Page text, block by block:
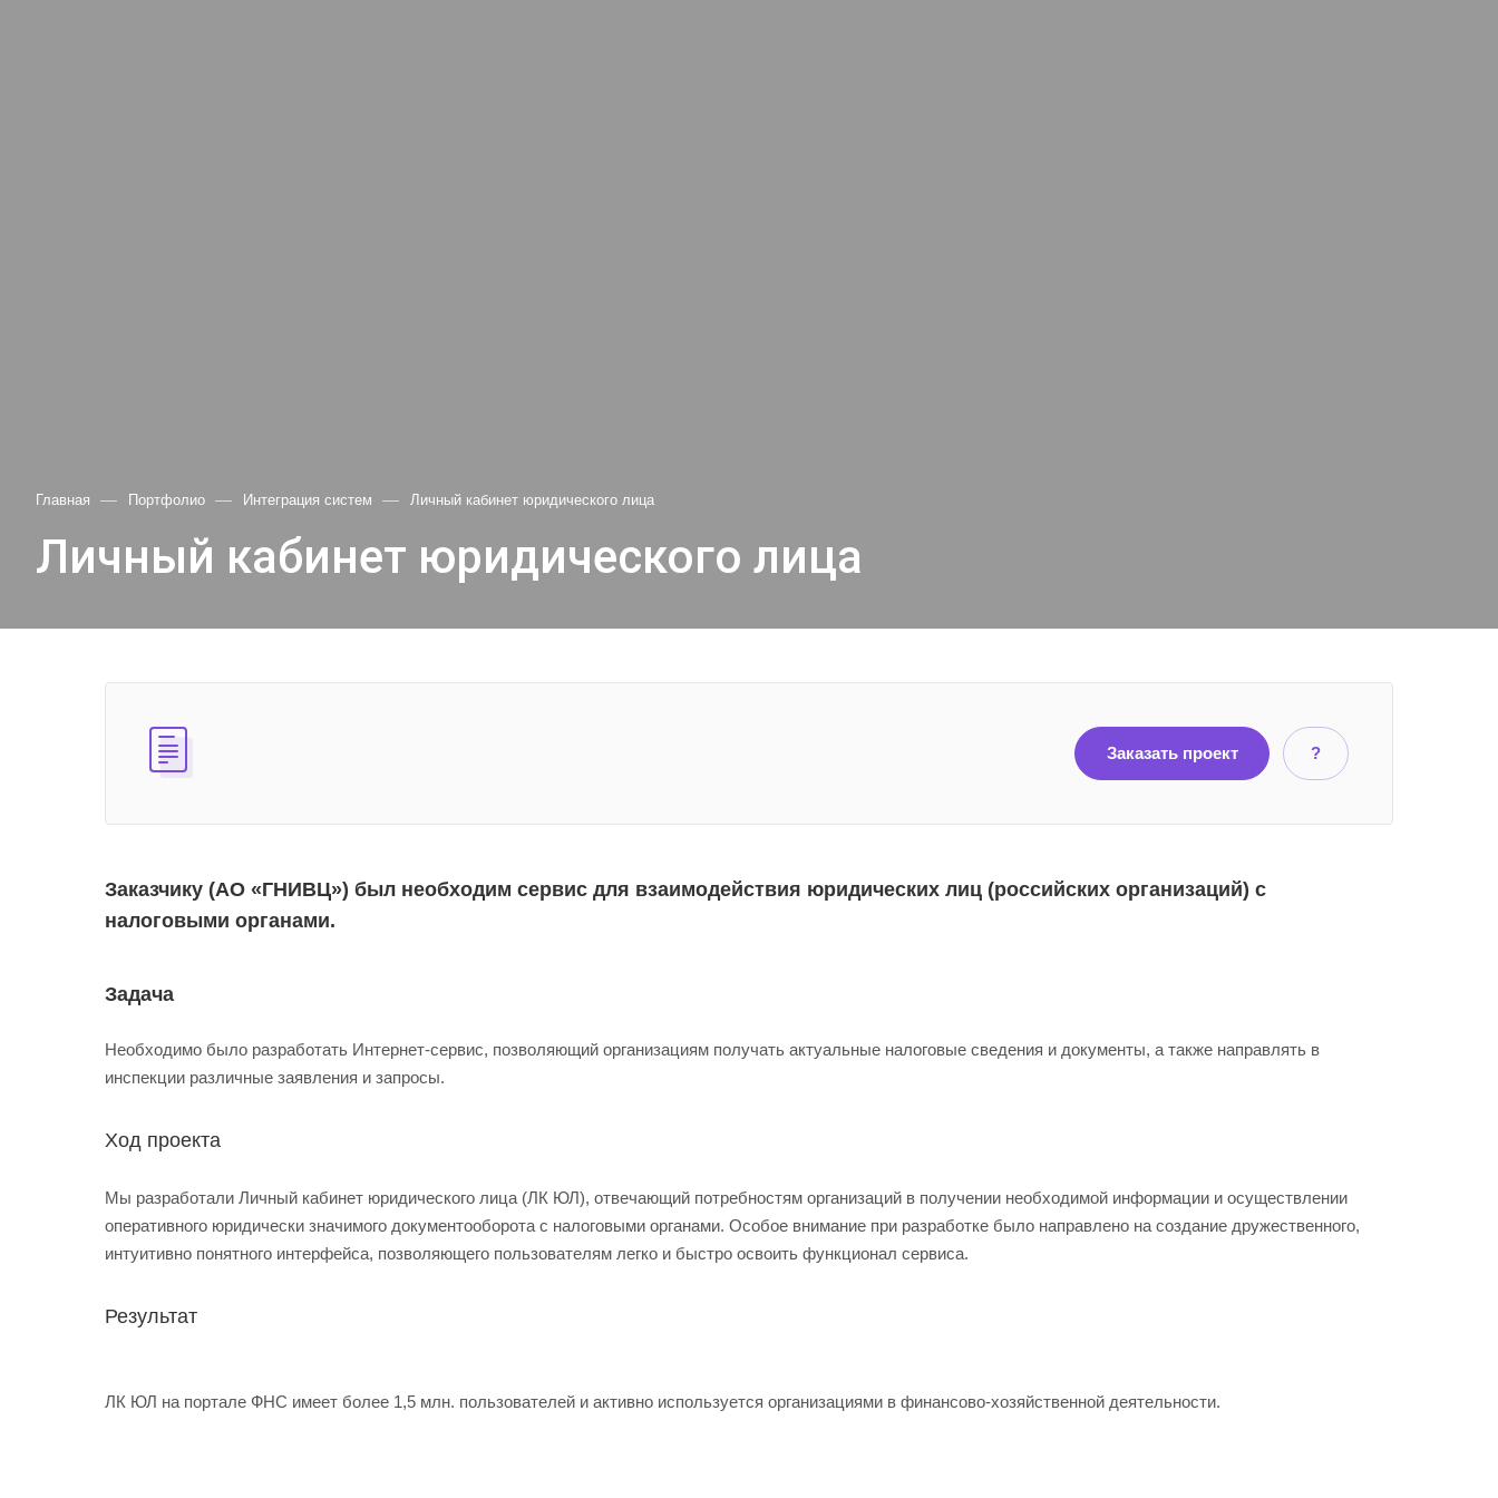
Главная — Портфолио — Интеграция систем — Личный кабинет юридического лица
Личный кабинет юридического лица
Заказать проект ?
Заказчику (АО «ГНИВЦ») был необходим сервис для взаимодействия юридических лиц (российских организаций) с
налоговыми органами.
Задача
Необходимо было разработать Интернет-сервис, позволяющий организациям получать актуальные налоговые сведения и документы, а также направлять в
инспекции различные заявления и запросы.
Ход проекта
Мы разработали Личный кабинет юридического лица (ЛК ЮЛ), отвечающий потребностям организаций в получении необходимой информации и осуществлении
оперативного юридически значимого документооборота с налоговыми органами. Особое внимание при разработке было направлено на создание дружественного,
интуитивно понятного интерфейса, позволяющего пользователям легко и быстро освоить функционал сервиса.
Результат
ЛК ЮЛ на портале ФНС имеет более 1,5 млн. пользователей и активно используется организациями в финансово-хозяйственной деятельности.